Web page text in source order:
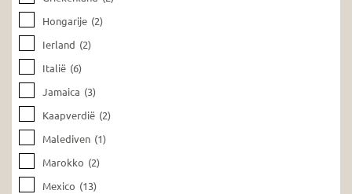
Hongarije (2)
Ierland (2)
Italië (6)
Jamaica (3)
Kaapverdië (2)
Malediven (1)
Marokko (2)
Mexico (13)